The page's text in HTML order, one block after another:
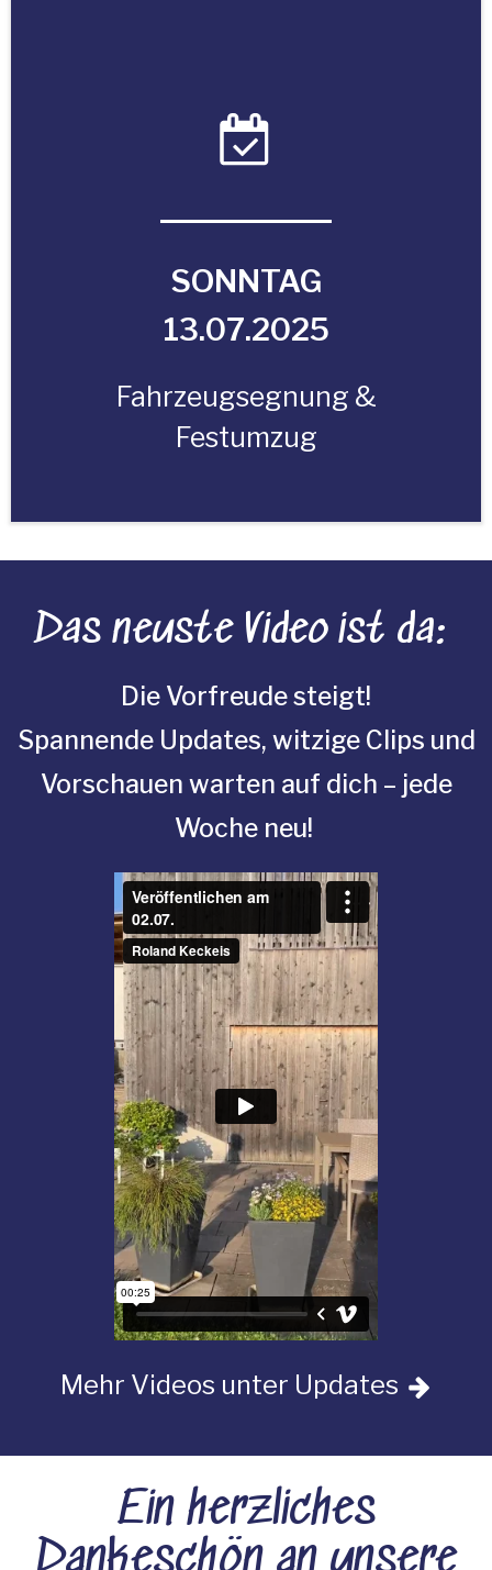
SONNTAG
13.07.2025
Fahrzeugsegnung &
Festumzug
Das neuste Video ist da:
Die Vorfreude steigt!
Spannende Updates, witzige Clips und
Vorschauen warten auf dich – jede
Woche neu!
Mehr Videos unter Updates
Ein herzliches